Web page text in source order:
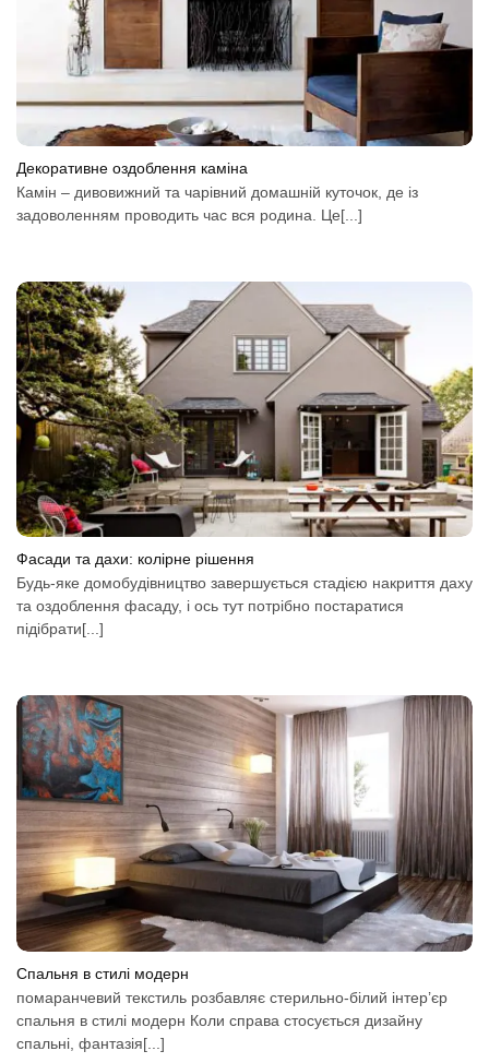
Декоративне оздоблення каміна
Камін – дивовижний та чарівний домашній куточок, де із
задоволенням проводить час вся родина. Це[...]
Фасади та дахи: колірне рішення
Будь-яке домобудівництво завершується стадією накриття даху
та оздоблення фасаду, і ось тут потрібно постаратися
підібрати[...]
Спальня в стилі модерн
помаранчевий текстиль розбавляє стерильно-білий інтер’єр
спальня в стилі модерн Коли справа стосується дизайну
спальні, фантазія[...]